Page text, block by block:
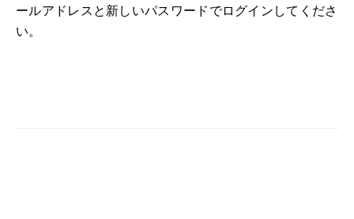
ールアドレスと新しいパスワードでログインしてくださ
い。